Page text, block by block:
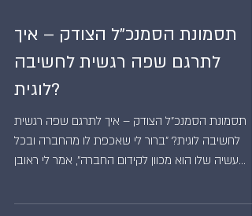
תסמונת הסמנכ"ל הצודק – איך
לתרגם שפה רגשית לחשיבה
לוגית?
תסמונת הסמנכ"ל הצודק – איך לתרגם שפה רגשית
לחשיבה לוגית? "ברור לי שאכפת לו מהחברה ובכל